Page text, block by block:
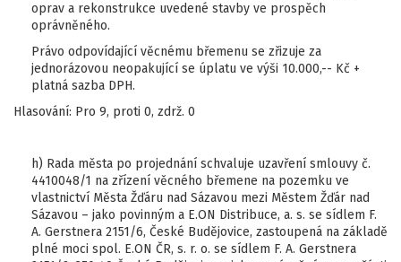
oprav a rekonstrukce uvedené stavby ve prospěch
oprávněného.
Právo odpovídající věcnému břemenu se zřizuje za
jednorázovou neopakující se úplatu ve výši 10.000,-- Kč +
platná sazba DPH.
Hlasování: Pro 9, proti 0, zdrž. 0
h) Rada města po projednání schvaluje uzavření smlouvy č.
4410048/1 na zřízení věcného břemene na pozemku ve
vlastnictví Města Žďáru nad Sázavou mezi Městem Žďár nad
Sázavou – jako povinným a E.ON Distribuce, a. s. se sídlem F.
A. Gerstnera 2151/6, České Budějovice, zastoupená na základě
plné moci spol. E.ON ČR, s. r. o. se sídlem F. A. Gerstnera